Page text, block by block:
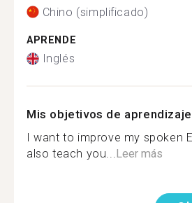
Chino (simplificado)
APRENDE
Inglés
Mis objetivos de aprendizaje
I want to improve my spoken
also teach you...Leer más